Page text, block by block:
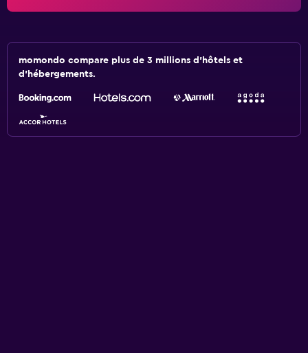
momondo compare plus de 3 millions d'hôtels et
d'hébergements.